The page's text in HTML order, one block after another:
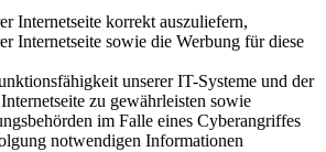
Internetseite korrekt auszuliefern,
Internetseite sowie die Werbung für diese
unserer IT-Systeme und der
zu gewährleisten sowie
im Falle eines Cyberangriffes
notwendigen Informationen